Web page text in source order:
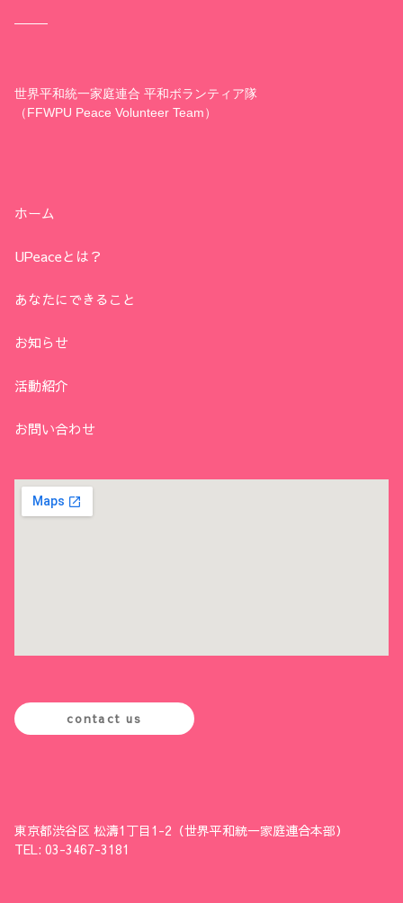
世界平和統一家庭連合 平和ボランティア隊
（FFWPU Peace Volunteer Team）
ホーム
UPeaceとは？
あなたにできること
お知らせ
活動紹介
お問い合わせ
contact us
東京都渋谷区 松濤1丁目1-2（世界平和統一家庭連合本部）
TEL: 03-3467-3181